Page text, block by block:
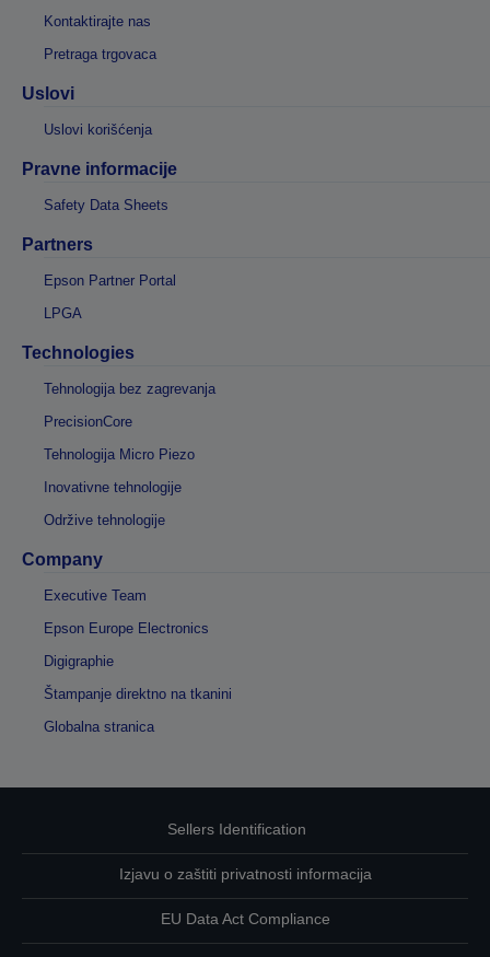
Kontaktirajte nas
Pretraga trgovaca
Uslovi
Uslovi korišćenja
Pravne informacije
Safety Data Sheets
Partners
Epson Partner Portal
LPGA
Technologies
Tehnologija bez zagrevanja
PrecisionCore
Tehnologija Micro Piezo
Inovativne tehnologije
Održive tehnologije
Company
Executive Team
Epson Europe Electronics
Digigraphie
Štampanje direktno na tkanini
Globalna stranica
Sellers Identification
Izjavu o zaštiti privatnosti informacija
EU Data Act Compliance